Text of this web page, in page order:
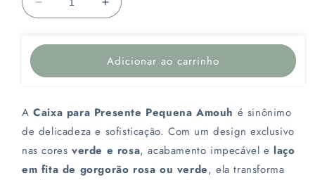
Diminuir
a
para
PEQUENA
Aumentar
a
Caixa
para
PEQUENA
AMOUH
Adicionar ao carrinho
ACaixa para Presente Pequena Amouh é sinônimo
de delicadeza e sofisticação. Com um design exclusivo
nas cores verde e rosa, acabamento impecável e laço
em fita de gorgorão rosa ou verde, ela transforma